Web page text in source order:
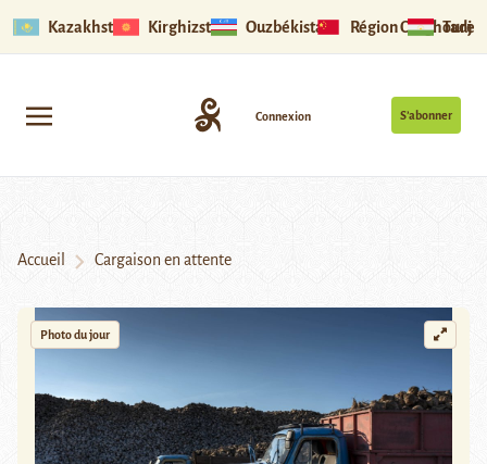
Kazakhstan Kirghizstan Ouzbékistan Région Ouïghoure
S’abonner
Connexion
Accueil Cargaison en attente
Photo du jour